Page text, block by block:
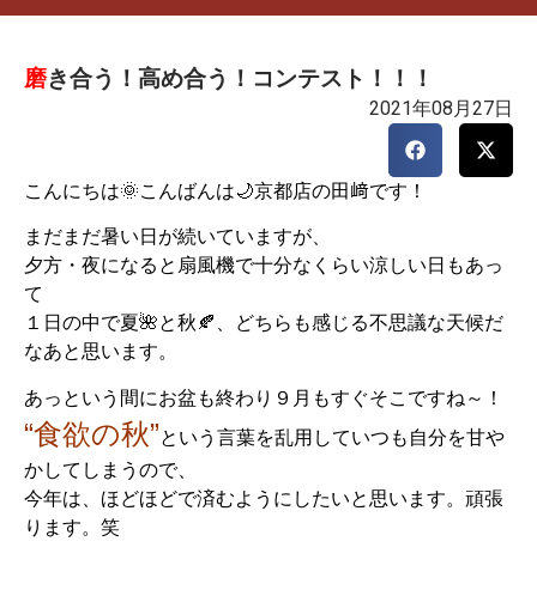
磨き合う！高め合う！コンテスト！！！
2021年08月27日
こんにちは🌞こんばんは🌙京都店の田﨑です！
まだまだ暑い日が続いていますが、
夕方・夜になると扇風機で十分なくらい涼しい日もあっ
て
１日の中で夏🌺と秋🍂、どちらも感じる不思議な天候だ
なあと思います。
あっという間にお盆も終わり９月もすぐそこですね～！
“食欲の秋”という言葉を乱用していつも自分を甘や
かしてしまうので、
今年は、ほどほどで済むようにしたいと思います。頑張
ります。笑